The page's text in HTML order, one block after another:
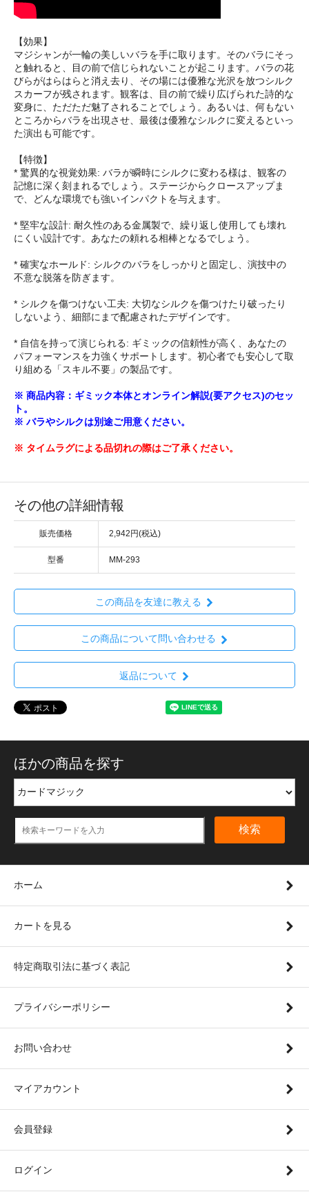
【効果】
マジシャンが一輪の美しいバラを手に取ります。そのバラにそっ
と触れると、目の前で信じられないことが起こります。バラの花
びらがはらはらと消え去り、その場には優雅な光沢を放つシルク
スカーフが残されます。観客は、目の前で繰り広げられた詩的な
変身に、ただただ魅了されることでしょう。あるいは、何もない
ところからバラを出現させ、最後は優雅なシルクに変えるといっ
た演出も可能です。
【特徴】
* 驚異的な視覚効果: バラが瞬時にシルクに変わる様は、観客の
記憶に深く刻まれるでしょう。ステージからクロースアップま
で、どんな環境でも強いインパクトを与えます。
* 堅牢な設計: 耐久性のある金属製で、繰り返し使用しても壊れ
にくい設計です。あなたの頼れる相棒となるでしょう。
* 確実なホールド: シルクのバラをしっかりと固定し、演技中の
不意な脱落を防ぎます。
* シルクを傷つけない工夫: 大切なシルクを傷つけたり破ったり
しないよう、細部にまで配慮されたデザインです。
* 自信を持って演じられる: ギミックの信頼性が高く、あなたの
パフォーマンスを力強くサポートします。初心者でも安心して取
り組める「スキル不要」の製品です。
※ 商品内容：ギミック本体とオンライン解説(要アクセス)のセッ
ト。
※ バラやシルクは別途ご用意ください。
※ タイムラグによる品切れの際はご了承ください。
その他の詳細情報
販売価格 2,942円(税込)
型番 MM-293
この商品を友達に教える
この商品について問い合わせる
返品について
ほかの商品を探す
検索
ホーム
カートを見る
特定商取引法に基づく表記
プライバシーポリシー
お問い合わせ
マイアカウント
会員登録
ログイン